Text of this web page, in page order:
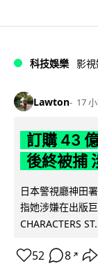
科技娛樂 影
Lawton 17
訂購 43
後終被捕
日本警視廳神田
指她涉嫌在出版
CHARACTERS
52 8 ↗